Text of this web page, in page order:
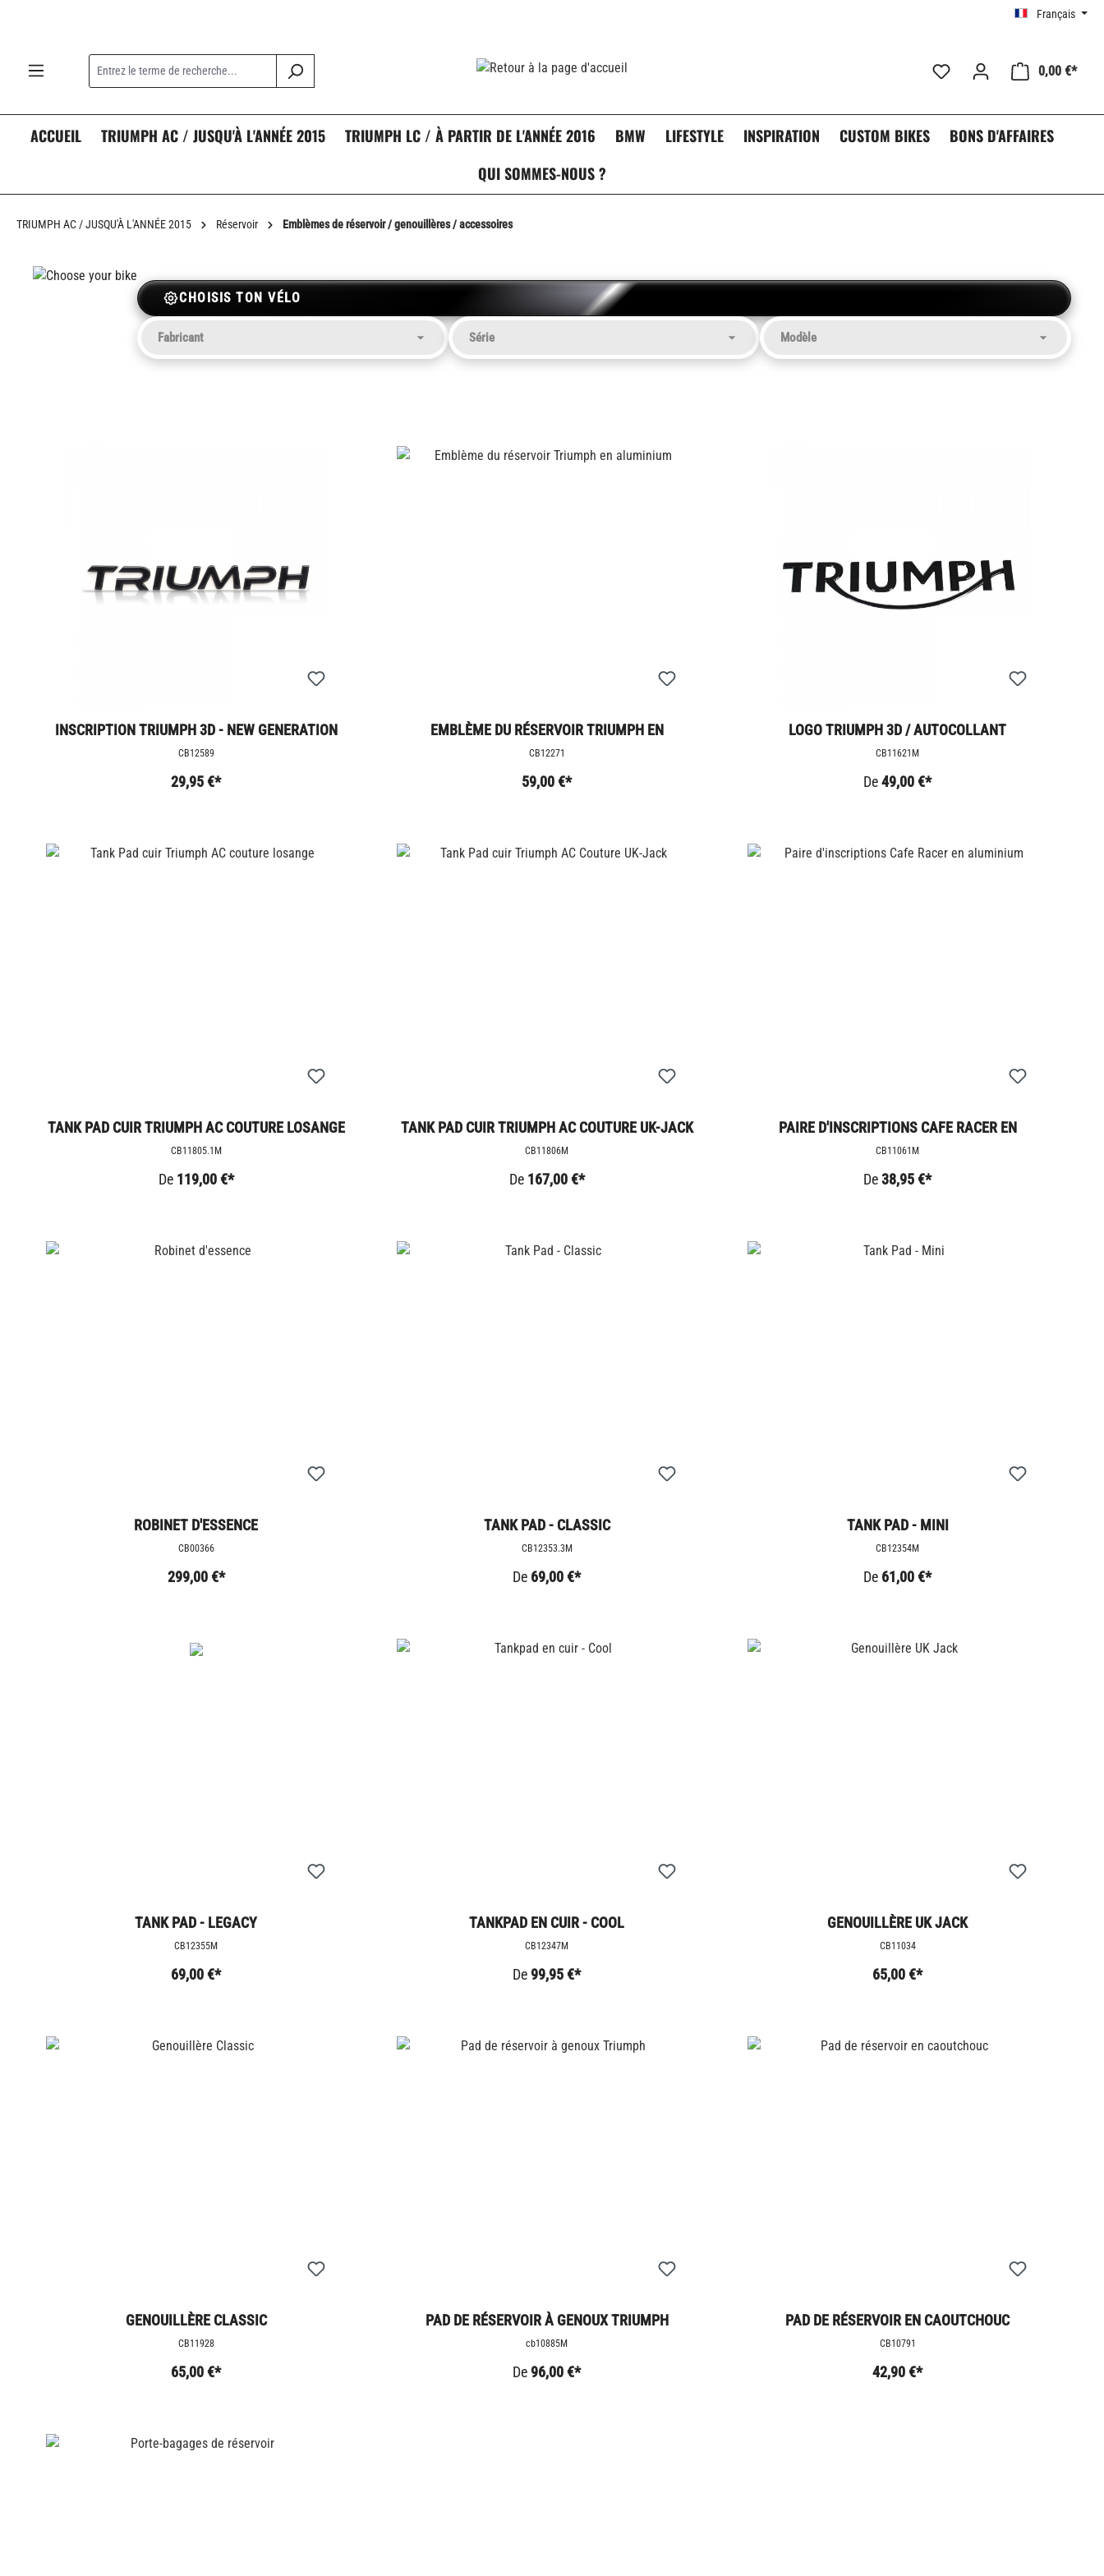
Français
0,00 €*
ACCUEIL TRIUMPH AC / JUSQU'À L'ANNÉE 2015 TRIUMPH LC / À PARTIR DE L'ANNÉE 2016 BMW LIFESTYLE INSPIRATION CUSTOM BIKES
BONS D'AFFAIRES
QUI SOMMES-NOUS ?
TRIUMPH AC / JUSQU'À L'ANNÉE 2015 Réservoir Emblèmes de réservoir / genouillères / accessoires
CHOISIS TON VÉLO
INSCRIPTION TRIUMPH 3D - NEW GENERATION
CB12589
29,95 €*
EMBLÈME DU RÉSERVOIR TRIUMPH EN
ALUMINIUM
CB12271
59,00 €*
LOGO TRIUMPH 3D / AUTOCOLLANT
CB11621M
De49,00 €*
TANK PAD CUIR TRIUMPH AC COUTURE LOSANGE
CB11805.1M
De 119,00 €*
TANK PAD CUIR TRIUMPH AC COUTURE UK-JACK
CB11806M
De 167,00 €*
PAIRE D'INSCRIPTIONS CAFE RACER EN
ALUMINIUM
CB11061M
De38,95 €*
ROBINET D'ESSENCE
CB00366
299,00 €*
TANK PAD - CLASSIC
CB12353.3M
De 69,00 €*
TANK PAD - MINI
CB12354M
De 61,00 €*
TANK PAD - LEGACY
CB12355M
69,00 €*
TANKPAD EN CUIR - COOL
CB12347M
De 99,95 €*
GENOUILLÈRE UK JACK
CB11034
65,00 €*
GENOUILLÈRE CLASSIC
CB11928
65,00 €*
PAD DE RÉSERVOIR À GENOUX TRIUMPH
cb10885M
De 96,00 €*
PAD DE RÉSERVOIR EN CAOUTCHOUC
CB10791
42,90 €*